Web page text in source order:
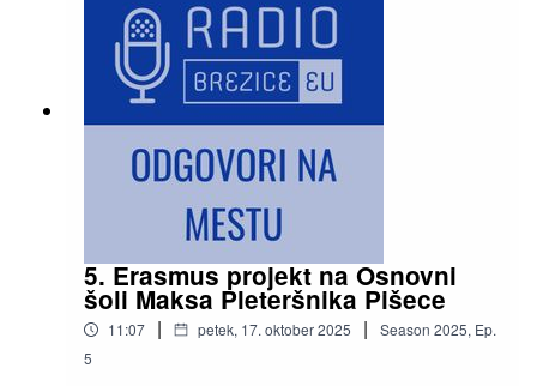
5. Erasmus projekt na Osnovni
šoli Maksa Pleteršnika Pišece
11:07 | petek, 17. oktober 2025 | Season 2025, Ep.
5